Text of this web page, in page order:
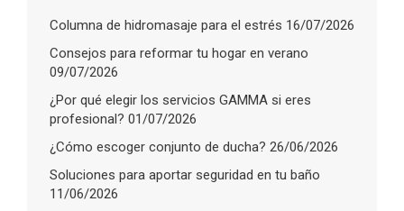
Columna de hidromasaje para el estrés 16/07/2026
Consejos para reformar tu hogar en verano
09/07/2026
¿Por qué elegir los servicios GAMMA si eres
profesional? 01/07/2026
¿Cómo escoger conjunto de ducha? 26/06/2026
Soluciones para aportar seguridad en tu baño
11/06/2026